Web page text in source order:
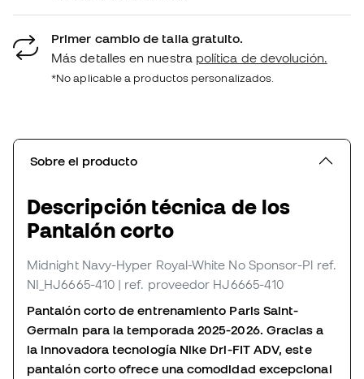
Primer cambio de talla gratuito.
Más detalles en nuestra política de devolución.
*No aplicable a productos personalizados.
Sobre el producto
Descripción técnica de los
Pantalón corto
Midnight Navy-Hyper Royal-White No Sponsor-Pl ref.
NI_HJ6665-410 | ref. proveedor HJ6665-410
Pantalón corto de entrenamiento Paris Saint-
Germain para la temporada 2025-2026. Gracias a
la innovadora tecnología Nike Dri-FIT ADV, este
pantalón corto ofrece una comodidad excepcional